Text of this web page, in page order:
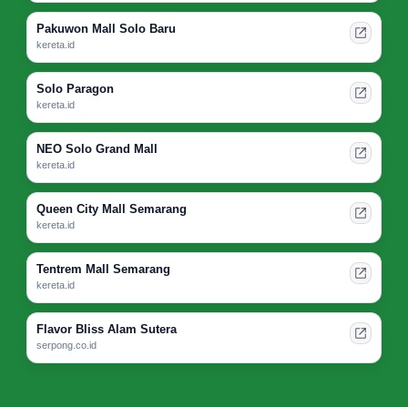
Pakuwon Mall Solo Baru
kereta.id
Solo Paragon
kereta.id
NEO Solo Grand Mall
kereta.id
Queen City Mall Semarang
kereta.id
Tentrem Mall Semarang
kereta.id
Flavor Bliss Alam Sutera
serpong.co.id